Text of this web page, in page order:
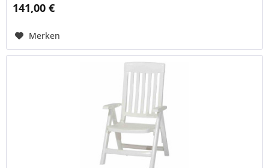
141,00 €
Merken